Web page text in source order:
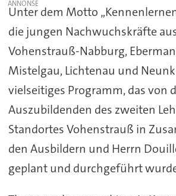
Unter dem Motto
die jungen Nachwuchskräfte
Vohenstrauß-Nabburg,
Mistelgau, Lichtenau und
vielseitiges Programm, das von
Auszubildenden des zweiten
Standortes Vohenstrauß in
den Ausbildern und Herrn
geplant und durchgeführt